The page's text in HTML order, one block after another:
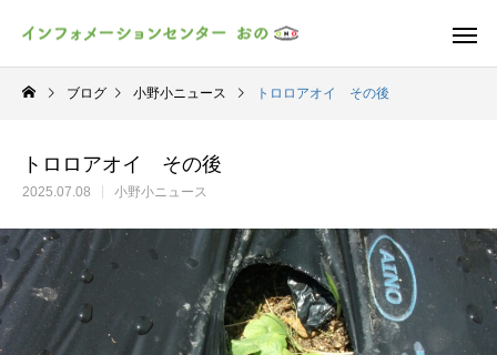
ブログ 小野小ニュース トロロアオイ その後
トロロアオイ その後
2025.07.08 小野小ニュース